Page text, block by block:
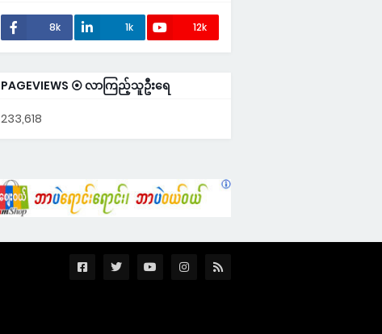
8k 1k 12k
PAGEVIEWS ⦿ လာကြည့်သူဦးရေ
233,618